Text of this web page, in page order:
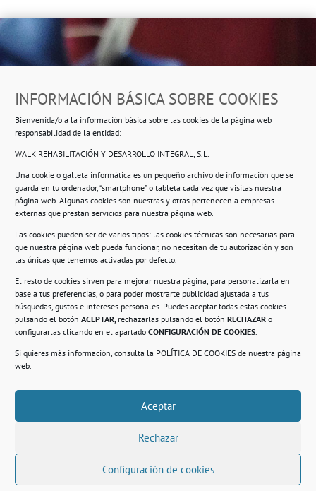
INFORMACIÓN BÁSICA SOBRE COOKIES
Bienvenida/o a la información básica sobre las cookies de la página web
responsabilidad de la entidad:
WALK REHABILITACIÓN Y DESARROLLO INTEGRAL, S.L.
Una cookie o galleta informática es un pequeño archivo de información que se
guarda en tu ordenador, “smartphone” o tableta cada vez que visitas nuestra
página web. Algunas cookies son nuestras y otras pertenecen a empresas
externas que prestan servicios para nuestra página web.
Las cookies pueden ser de varios tipos: las cookies técnicas son necesarias para
que nuestra página web pueda funcionar, no necesitan de tu autorización y son
las únicas que tenemos activadas por defecto.
El resto de cookies sirven para mejorar nuestra página, para personalizarla en
base a tus preferencias, o para poder mostrarte publicidad ajustada a tus
búsquedas, gustos e intereses personales. Puedes aceptar todas estas cookies
pulsando el botón ACEPTAR, rechazarlas pulsando el botón RECHAZAR o
configurarlas clicando en el apartado CONFIGURACIÓN DE COOKIES.
Si quieres más información, consulta la POLÍTICA DE COOKIES de nuestra página
web.
Aceptar
Rechazar
Configuración de cookies
Ropero Solidario de Usera
Beasáin 25-33posterior, local 3 – 28041 Madrid
Información
Compromiso con la protección de datos
Política de Cookies.
© 2021. Realizado en el Centro de Rehabilitación